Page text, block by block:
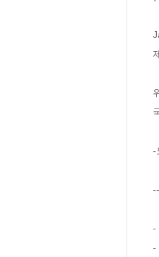
-
-
-